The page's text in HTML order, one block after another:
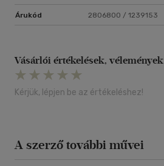
Árukód 2806800 / 1239153
Vásárlói értékelések, vélemények
Kérjük, lépjen be az értékeléshez!
A szerző további művei